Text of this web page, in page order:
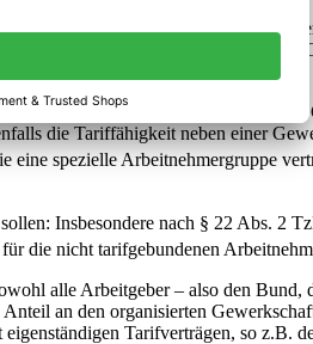
sind, die sich gegenseitig
in der Firma C für die Mitglieder
davon aus, dass Art. 9 Abs. 3
die Tariffähigkeit neben einer
spezielle Arbeitnehmergruppe
Insbesondere nach § 22 Abs. 2
die nicht tarifgebundenen
alle Arbeitgeber – also den
an den organisierten
Tarifverträgen, so z.B.